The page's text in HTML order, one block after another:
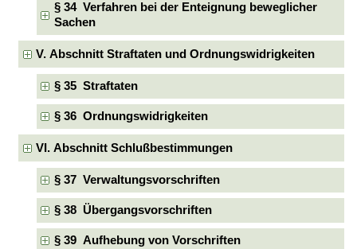
§ 34 Verfahren bei der Enteignung beweglicher
Sachen
V. Abschnitt Straftaten und Ordnungswidrigkeiten
§ 35 Straftaten
§ 36 Ordnungswidrigkeiten
VI. Abschnitt Schlußbestimmungen
§ 37 Verwaltungsvorschriften
§ 38 Übergangsvorschriften
§ 39 Aufhebung von Vorschriften